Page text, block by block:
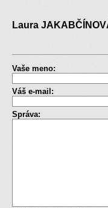
Laura
Vaše meno:
Váš e-mail:
Správa: